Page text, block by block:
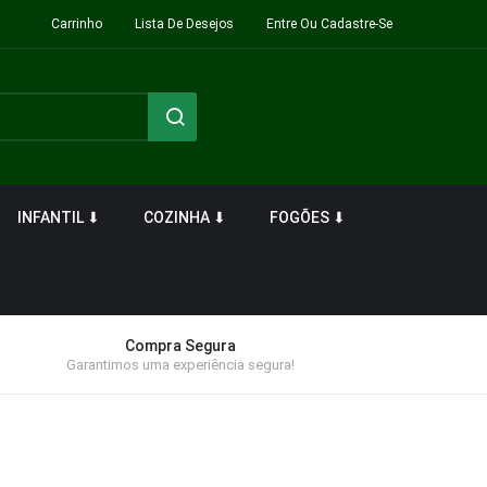
Carrinho Lista De Desejos Entre Ou Cadastre-Se
INFANTIL ⬇ COZINHA ⬇ FOGÕES ⬇
Compra Segura
Garantimos uma experiência segura!